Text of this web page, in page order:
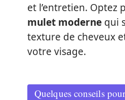
et l’entretien. Optez
mulet moderne qui
texture de cheveux
votre visage.
Quelques conseils